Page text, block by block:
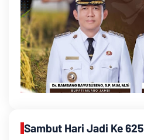
Sambut Hari Jadi Ke 625